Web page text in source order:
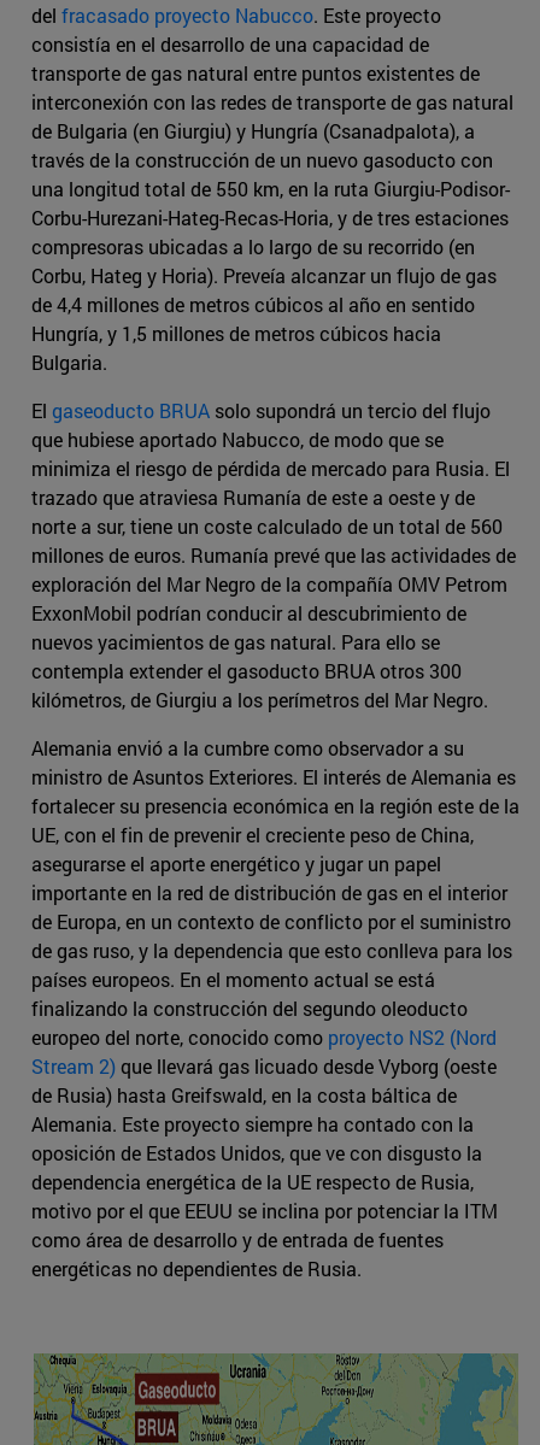
del fracasado proyecto Nabucco. Este proyecto
consistía en el desarrollo de una capacidad de
transporte de gas natural entre puntos existentes de
interconexión con las redes de transporte de gas natural
de Bulgaria (en Giurgiu) y Hungría (Csanadpalota), a
través de la construcción de un nuevo gasoducto con
una longitud total de 550 km, en la ruta Giurgiu-Podisor-
Corbu-Hurezani-Hateg-Recas-Horia, y de tres estaciones
compresoras ubicadas a lo largo de su recorrido (en
Corbu, Hateg y Horia). Preveía alcanzar un flujo de gas
de 4,4 millones de metros cúbicos al año en sentido
Hungría, y 1,5 millones de metros cúbicos hacia
Bulgaria.
El gaseoducto BRUA solo supondrá un tercio del flujo
que hubiese aportado Nabucco, de modo que se
minimiza el riesgo de pérdida de mercado para Rusia. El
trazado que atraviesa Rumanía de este a oeste y de
norte a sur, tiene un coste calculado de un total de 560
millones de euros. Rumanía prevé que las actividades de
exploración del Mar Negro de la compañía OMV Petrom
ExxonMobil podrían conducir al descubrimiento de
nuevos yacimientos de gas natural. Para ello se
contempla extender el gasoducto BRUA otros 300
kilómetros, de Giurgiu a los perímetros del Mar Negro.
Alemania envió a la cumbre como observador a su
ministro de Asuntos Exteriores. El interés de Alemania es
fortalecer su presencia económica en la región este de la
UE, con el fin de prevenir el creciente peso de China,
asegurarse el aporte energético y jugar un papel
importante en la red de distribución de gas en el interior
de Europa, en un contexto de conflicto por el suministro
de gas ruso, y la dependencia que esto conlleva para los
países europeos. En el momento actual se está
finalizando la construcción del segundo oleoducto
europeo del norte, conocido como proyecto NS2 (Nord
Stream 2)que llevará gas licuado desde Vyborg (oeste
de Rusia) hasta Greifswald, en la costa báltica de
Alemania. Este proyecto siempre ha contado con la
oposición de Estados Unidos, que ve con disgusto la
dependencia energética de la UE respecto de Rusia,
motivo por el que EEUU se inclina por potenciar la ITM
como área de desarrollo y de entrada de fuentes
energéticas no dependientes de Rusia.